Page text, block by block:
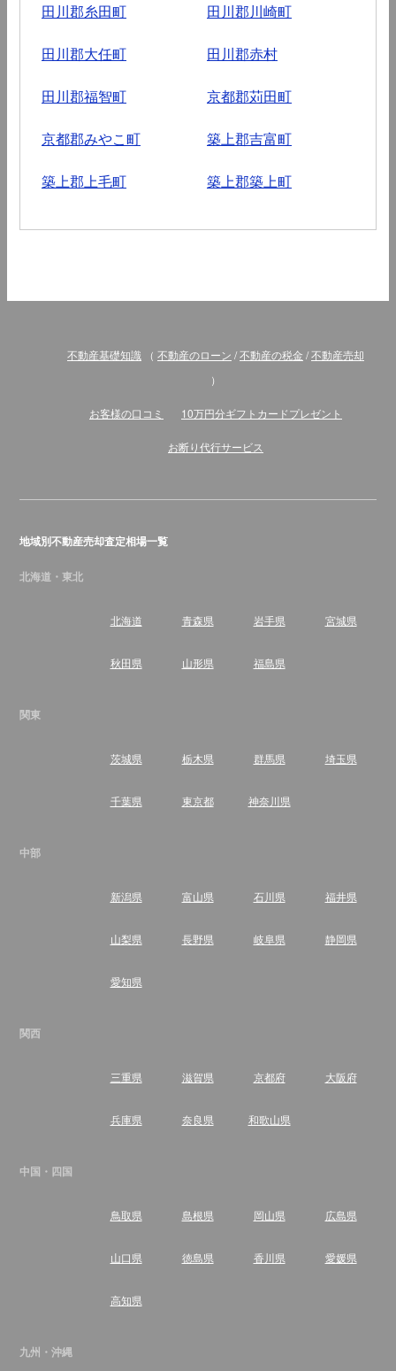
田川郡糸田町 田川郡川崎町
田川郡大任町 田川郡赤村
田川郡福智町 京都郡苅田町
京都郡みやこ町 築上郡吉富町
築上郡上毛町 築上郡築上町
不動産基礎知識 （ 不動産のローン /不動産の税金 /不動産売却
）
お客様の口コミ 10万円分ギフトカードプレゼント
お断り代行サービス
地域別不動産売却査定相場一覧
北海道・東北
北海道 青森県 岩手県 宮城県
秋田県 山形県 福島県
関東
茨城県 栃木県 群馬県 埼玉県
千葉県 東京都 神奈川県
中部
新潟県 富山県 石川県 福井県
山梨県 長野県 岐阜県 静岡県
愛知県
関西
三重県 滋賀県 京都府 大阪府
兵庫県 奈良県 和歌山県
中国・四国
鳥取県 島根県 岡山県 広島県
山口県 徳島県 香川県 愛媛県
高知県
九州・沖縄